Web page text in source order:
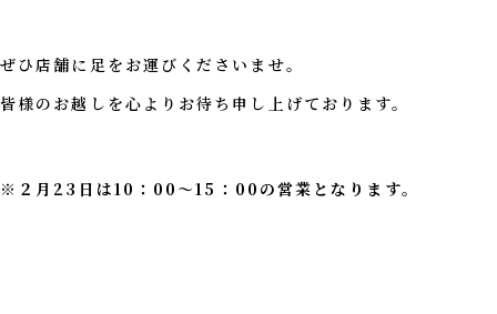
ぜひ店舗に足をお運びくださいませ。
皆様のお越しを心よりお待ち申し上げております。
※２月23日は10：00～15：00の営業となります。